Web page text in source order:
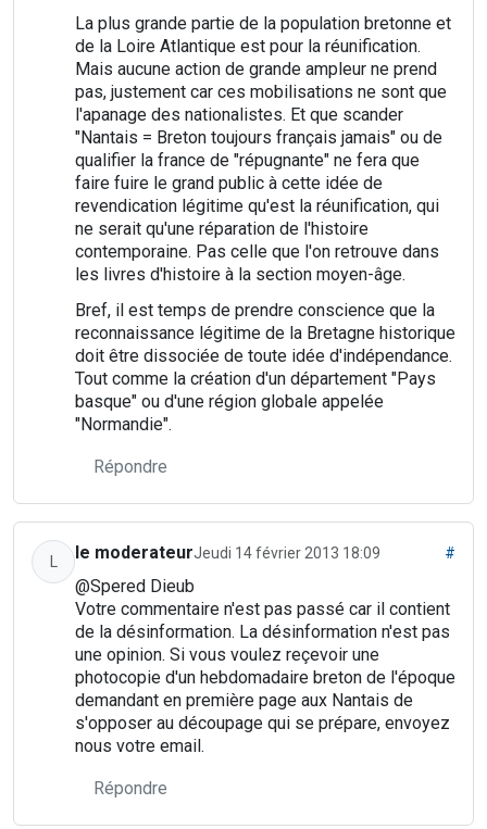
La plus grande partie de la population bretonne et
de la Loire Atlantique est pour la réunification.
Mais aucune action de grande ampleur ne prend
pas, justement car ces mobilisations ne sont que
l'apanage des nationalistes. Et que scander
"Nantais = Breton toujours français jamais" ou de
qualifier la france de "répugnante" ne fera que
faire fuire le grand public à cette idée de
revendication légitime qu'est la réunification, qui
ne serait qu'une réparation de l'histoire
contemporaine. Pas celle que l'on retrouve dans
les livres d'histoire à la section moyen-âge.
Bref, il est temps de prendre conscience que la
reconnaissance légitime de la Bretagne historique
doit être dissociée de toute idée d'indépendance.
Tout comme la création d'un département "Pays
basque" ou d'une région globale appelée
"Normandie".
Répondre
le moderateurJeudi 14 février 2013 18:09 #
@Spered Dieub
Votre commentaire n'est pas passé car il contient
de la désinformation. La désinformation n'est pas
une opinion. Si vous voulez reçevoir une
photocopie d'un hebdomadaire breton de l'époque
demandant en première page aux Nantais de
s'opposer au découpage qui se prépare, envoyez
nous votre email.
Répondre